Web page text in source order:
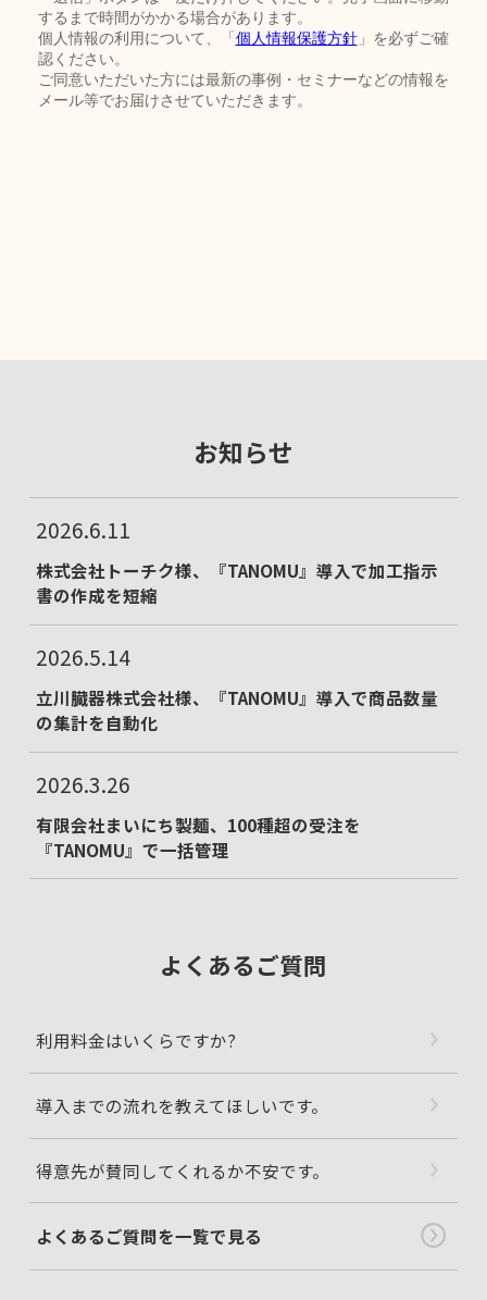
お知らせ
2026.6.11
株式会社トーチク様、『TANOMU』導入で加工指示
書の作成を短縮
2026.5.14
立川臓器株式会社様、『TANOMU』導入で商品数量
の集計を自動化
2026.3.26
有限会社まいにち製麺、100種超の受注を
『TANOMU』で一括管理
よくあるご質問
利用料金はいくらですか?
導入までの流れを教えてほしいです。
得意先が賛同してくれるか不安です。
よくあるご質問を一覧で見る